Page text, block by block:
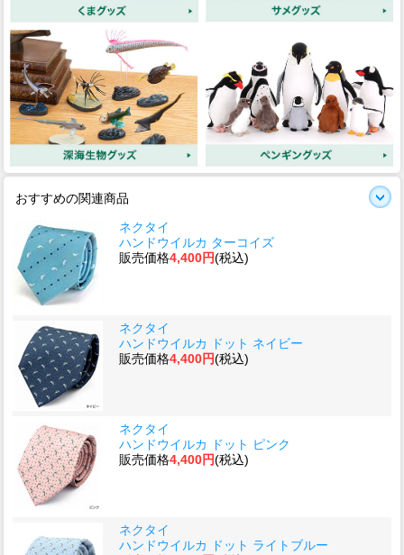
おすすめの関連商品
ネクタイ
ハンドウイルカ ターコイズ
販売価格4,400円(税込)
ネクタイ
ハンドウイルカ ドット ネイビー
販売価格4,400円(税込)
ネクタイ
ハンドウイルカ ドット ピンク
販売価格4,400円(税込)
ネクタイ
ハンドウイルカ ドット ライトブルー